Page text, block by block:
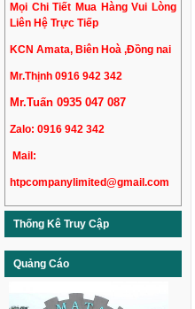
Mọi Chi Tiết Mua Hàng Vui Lòng
Liên Hệ Trực Tiếp
KCN Amata, Biên Hoà ,Đồng nai
Mr.Thịnh 0916 942 342
Mr.Tuấn 0935 047 087
Zalo: 0916 942 342
Mail:
htpcompanylimited@gmail.com
Thống Kê Truy Cập
Quảng Cáo